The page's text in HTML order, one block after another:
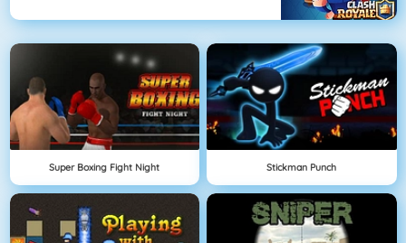
Super Boxing Fight Night Stickman Punch